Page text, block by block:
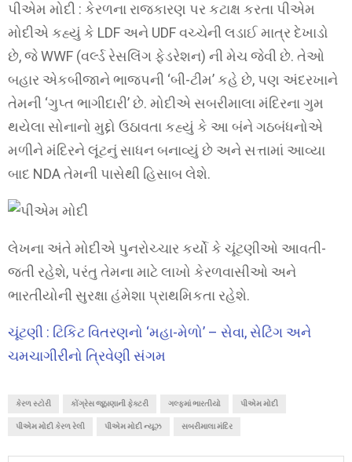
પીએમ મોદી : કેરળના રાજકારણ પર કટાક્ષ કરતા પીએમ
મોદીએ કહ્યું કે LDF અને UDF વચ્ચેની લડાઈ માત્ર દેખાડો
છે, જે WWF (વર્લ્ડ રેસલિંગ ફેડરેશન) ની મેચ જેવી છે. તેઓ
બહાર એકબીજાને ભાજપની ‘બી-ટીમ’ કહે છે, પણ અંદરખાને
તેમની ‘ગુપ્ત ભાગીદારી’ છે. મોદીએ સબરીમાલા મંદિરના ગુમ
થયેલા સોનાનો મુદ્દો ઉઠાવતા કહ્યું કે આ બંને ગઠબંધનોએ
મળીને મંદિરને લૂંટનું સાધન બનાવ્યું છે અને સત્તામાં આવ્યા
બાદ NDA તેમની પાસેથી હિસાબ લેશે.
લેખના અંતે મોદીએ પુનરોચ્ચાર કર્યો કે ચૂંટણીઓ આવતી-
જતી રહેશે, પરંતુ તેમના માટે લાખો કેરળવાસીઓ અને
ભારતીયોની સુરક્ષા હંમેશા પ્રાથમિકતા રહેશે.
ચૂંટણી : ટિકિટ વિતરણનો ‘મહા-મેળો’ – સેવા, સેટિંગ અને
ચમચાગીરીનો ત્રિવેણી સંગમ
કેરળ સ્ટોરી કોંગ્રેસ જૂઠાણાની ફેક્ટરી ગલ્ફમાં ભારતીયો પીએમ મોદી
પીએમ મોદી કેરળ રેલી પીએમ મોદી ન્યૂઝ સબરીમાલા મંદિર